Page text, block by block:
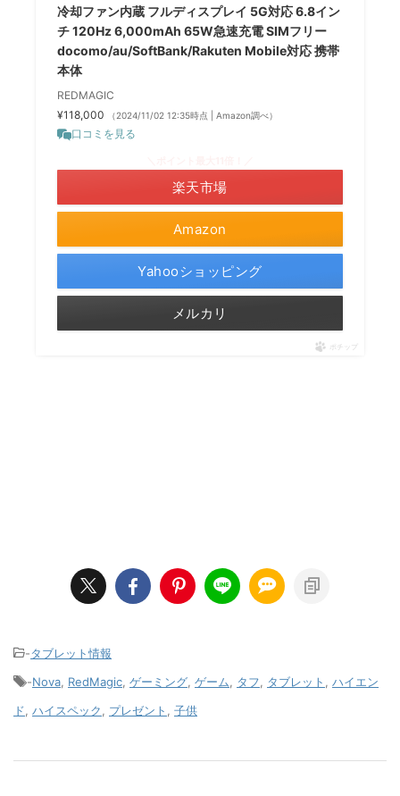
冷却ファン内蔵 フルディスプレイ 5G対応 6.8イン
チ 120Hz 6,000mAh 65W急速充電 SIMフリー
docomo/au/SoftBank/Rakuten Mobile対応 携帯
本体
REDMAGIC
¥118,000
（2024/11/02 12:35時点 | Amazon調べ）
口コミを見る
Amazon
楽天市場
Yahooショッピング
メルカリ
ポチップ
-タブレット情報
-Nova RedMagic ゲーミング ゲーム タフ タブレット
ハイエン
ド ハイスペック プレゼント 子供